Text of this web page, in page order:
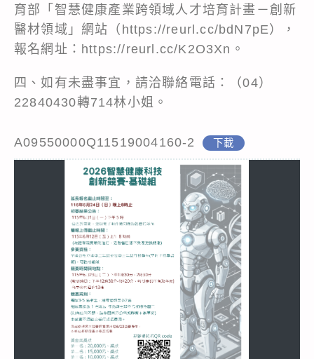
育部「智慧健康產業跨領域人才培育計畫－創新
醫材領域」網站（https://reurl.cc/bdN7pE），
報名網址：https://reurl.cc/K2O3Xn。
四、如有未盡事宜，請洽聯絡電話：（04）
22840430轉714林小姐。
A09550000Q11519004160-2 下載